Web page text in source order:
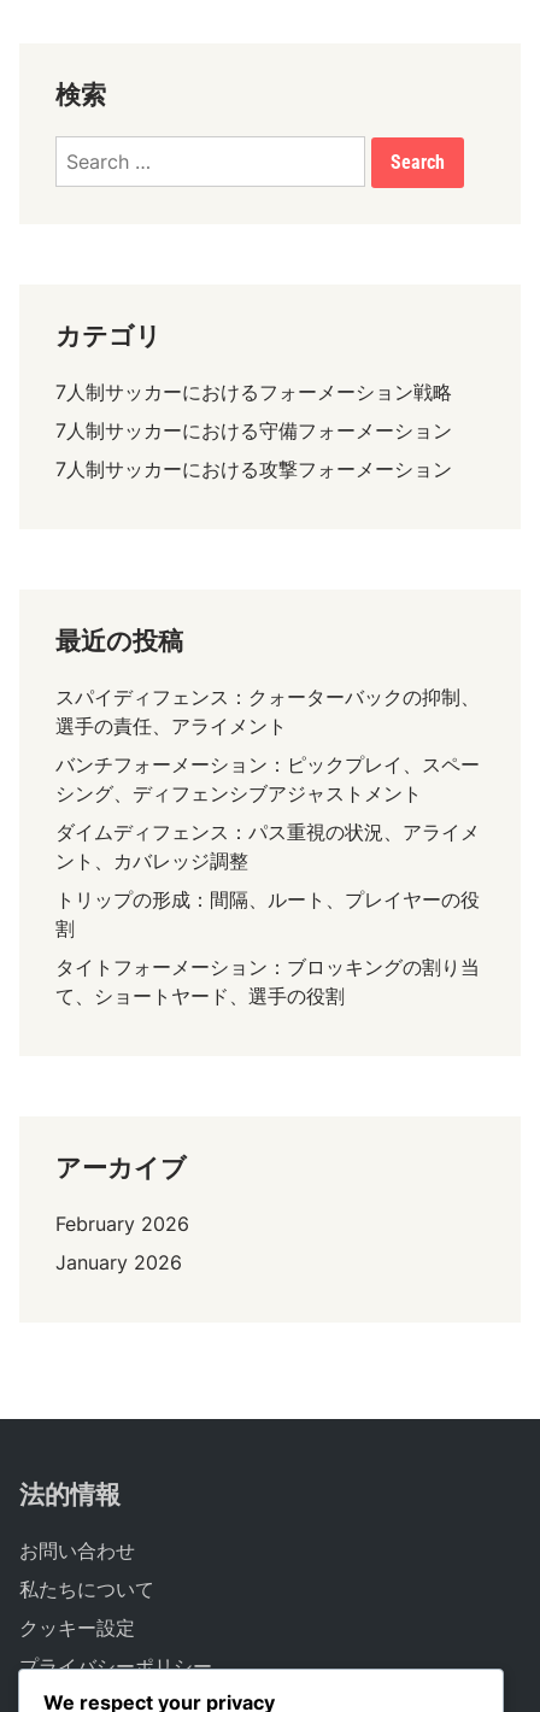
検索
Search
カテゴリ
7人制サッカーにおけるフォーメーション戦略
7人制サッカーにおける守備フォーメーション
7人制サッカーにおける攻撃フォーメーション
最近の投稿
スパイディフェンス：クォーターバックの抑制、
選手の責任、アライメント
バンチフォーメーション：ピックプレイ、スペー
シング、ディフェンシブアジャストメント
ダイムディフェンス：パス重視の状況、アライメ
ント、カバレッジ調整
トリップの形成：間隔、ルート、プレイヤーの役
割
タイトフォーメーション：ブロッキングの割り当
て、ショートヤード、選手の役割
アーカイブ
February 2026
January 2026
法的情報
お問い合わせ
私たちについて
クッキー設定
プライバシーポリシー
サービス利用規約
We respect your privacy